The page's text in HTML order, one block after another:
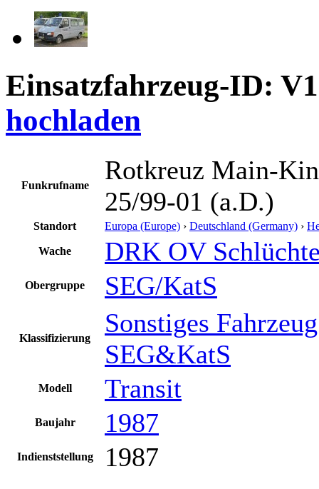
Einsatzfahrzeug-ID:
hochladen
Funkrufname
Rotkreuz Main-
25/99-01 (a.D.)
Standort Europa (Europe) › Deutschland (Germany) ›
Wache DRK OV
Obergruppe SEG/KatS
Klassifizierung
Sonstiges Fahrzeug
SEG&KatS
Modell Transit
Baujahr 1987
Indienststellung 1987